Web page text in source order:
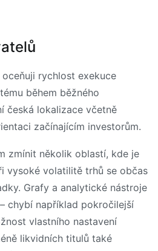
rychlost exekuce
během běžného
česká lokalizace včetně
začínajícím investorům.
zmínit několik oblastí, kde je
vysoké volatilitě trhů se občas
Grafy a analytické nástroje
chybí například pokročilejší
vlastního nastavení
likvidních titulů také